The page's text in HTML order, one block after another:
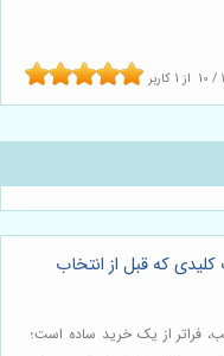
10 / از 1 کاربر
کلیدی که قبل از انتخاب
فراتر از یک خرید ساده است؛